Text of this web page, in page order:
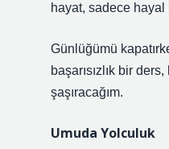
hayat, sadece
Günlüğümü
başarısızlık bir
şaşıracağım.
Umuda Yolculuk